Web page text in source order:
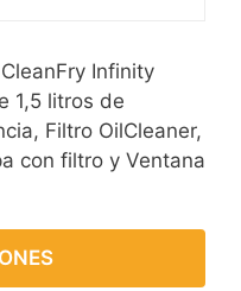
Infinity
1,5 litros de
Filtro OilCleaner,
con filtro y Ventana